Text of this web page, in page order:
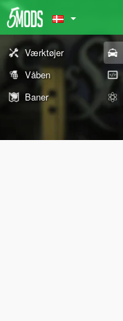
Værktøjer
Våben
Baner